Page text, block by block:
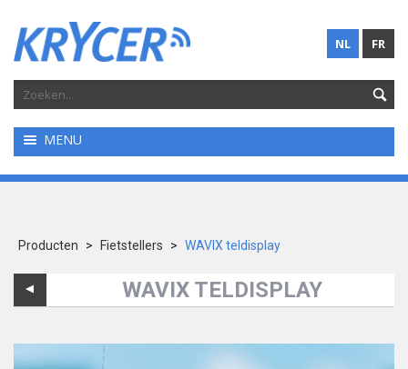
FR
NL
MENU
Producten > Fietstellers > WAVIX teldisplay
WAVIX TELDISPLAY